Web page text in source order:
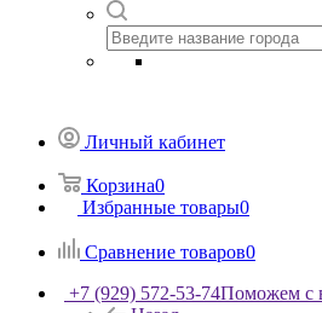
Личный кабинет
Корзина0
Избранные товары0
Сравнение товаров0
+7 (929) 572-53-74Поможем с